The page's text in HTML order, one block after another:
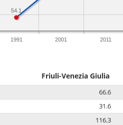
1991 2001 2011
54.1
Friuli-Venezia Giulia
66.6
31.6
116.3